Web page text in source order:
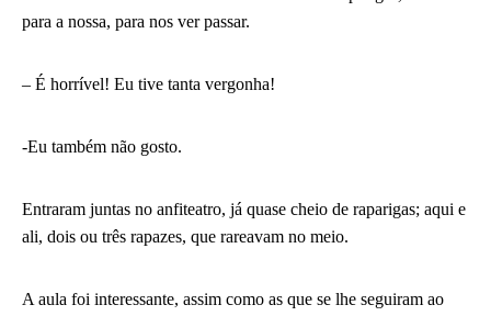
para a nossa, para nos ver passar.
– É horrível! Eu tive tanta vergonha!
-Eu também não gosto.
Entraram juntas no anfiteatro, já quase cheio de raparigas; aqui e
ali, dois ou três rapazes, que rareavam no meio.
A aula foi interessante, assim como as que se lhe seguiram ao